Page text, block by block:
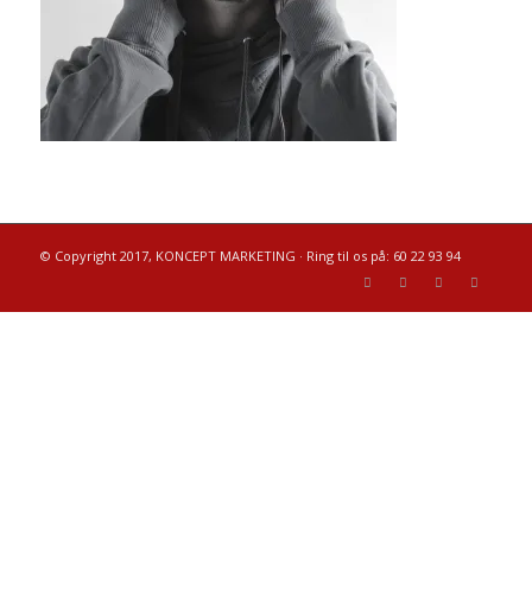
© Copyright 2017, KONCEPT MARKETING · Ring til os på: 60 22 93 94